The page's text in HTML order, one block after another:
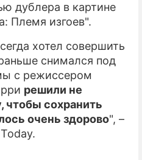
ПРЕСС-РЕЛИЗЫ
О ПРОЕКТЕ
дублера в картине
Племя изгоев".
хотел совершить
снимался под
с режиссером
решили не
чтобы сохранить
очень здорово", –